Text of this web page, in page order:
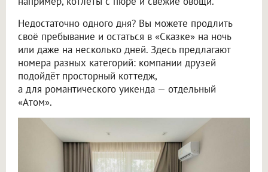
Недостаточно одного дня? Вы можете продлить
своё пребывание и остаться в «Сказке» на ночь
или даже на несколько дней. Здесь предлагают
номера разных категорий: компании друзей
подойдёт просторный коттедж,
а для романтического уикенда — отдельный
«Атом».